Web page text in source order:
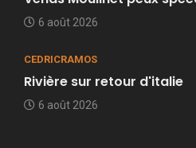
6 août 2026
CEDRICRAMOS
Rivière sur retour d'italie
6 août 2026